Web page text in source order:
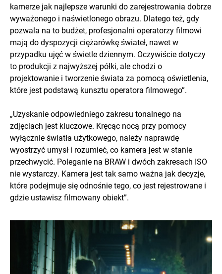
kamerze jak najlepsze warunki do zarejestrowania dobrze
wyważonego i naświetlonego obrazu. Dlatego też, gdy
pozwala na to budżet, profesjonalni operatorzy filmowi
mają do dyspozycji ciężarówkę świateł, nawet w
przypadku ujęć w świetle dziennym. Oczywiście dotyczy
to produkcji z najwyższej półki, ale chodzi o
projektowanie i tworzenie świata za pomocą oświetlenia,
które jest podstawą kunsztu operatora filmowego”.
„Uzyskanie odpowiedniego zakresu tonalnego na
zdjęciach jest kluczowe. Kręcąc nocą przy pomocy
wyłącznie światła użytkowego, należy naprawdę
wyostrzyć umysł i rozumieć, co kamera jest w stanie
przechwycić. Poleganie na BRAW i dwóch zakresach ISO
nie wystarczy. Kamera jest tak samo ważna jak decyzje,
które podejmuje się odnośnie tego, co jest rejestrowane i
gdzie ustawisz filmowany obiekt”.